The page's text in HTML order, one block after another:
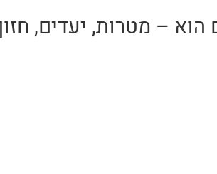
– מטרות, יעדים,